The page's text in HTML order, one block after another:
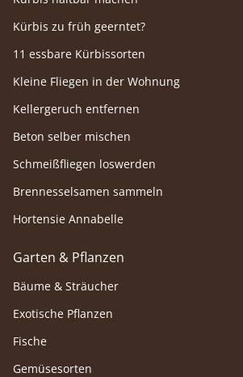
Kürbis zu früh geerntet?
11 essbare Kürbissorten
Kleine Fliegen in der Wohnung
Kellergeruch entfernen
Beton selber mischen
Schmeißfliegen loswerden
Brennesselsamen sammeln
Hortensie Annabelle
Garten & Pflanzen
Bäume & Sträucher
Exotische Pflanzen
Fische
Gemüsesorten